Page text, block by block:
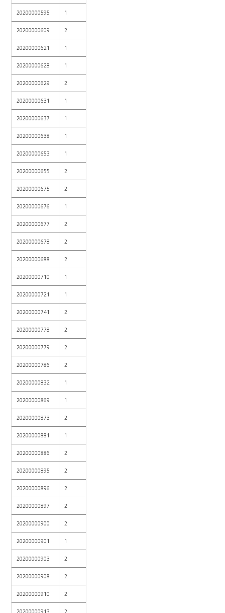
20200000595 1
20200000609 2
20200000621 1
20200000628 1
20200000629 2
20200000631 1
20200000637 1
20200000638 1
20200000653 1
20200000655 2
20200000675 2
20200000676 1
20200000677 2
20200000678 2
20200000688 2
20200000710 1
20200000721 1
20200000741 2
20200000778 2
20200000779 2
20200000786 2
20200000832 1
20200000869 1
20200000873 2
20200000881 1
20200000886 2
20200000895 2
20200000896 2
20200000897 2
20200000900 2
20200000901 1
20200000903 2
20200000908 2
20200000910 2
20200000913 2